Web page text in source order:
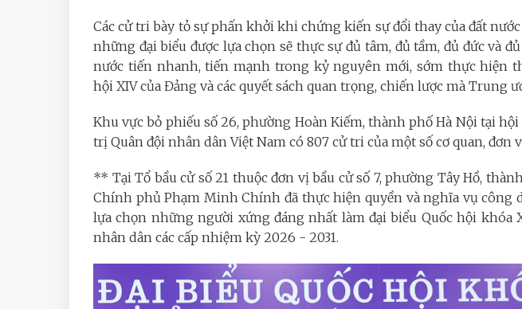
Các cử tri bày tỏ sự phấn khởi khi chứng kiến sự đổi thay của đất
những đại biểu được lựa chọn sẽ thực sự đủ tâm, đủ tầm, đủ đức và
nước tiến nhanh, tiến mạnh trong kỷ nguyên mới, sớm thực hiện
hội XIV của Đảng và các quyết sách quan trọng, chiến lược mà Trung
Khu vực bỏ phiếu số 26, phường Hoàn Kiếm, thành phố Hà Nội tại
trị Quân đội nhân dân Việt Nam có 807 cử tri của một số cơ quan, đơn
** Tại Tổ bầu cử số 21 thuộc đơn vị bầu cử số 7, phường Tây Hồ,
Chính phủ Phạm Minh Chính đã thực hiện quyền và nghĩa vụ công
lựa chọn những người xứng đáng nhất làm đại biểu Quốc hội khóa
nhân dân các cấp nhiệm kỳ 2026 - 2031.